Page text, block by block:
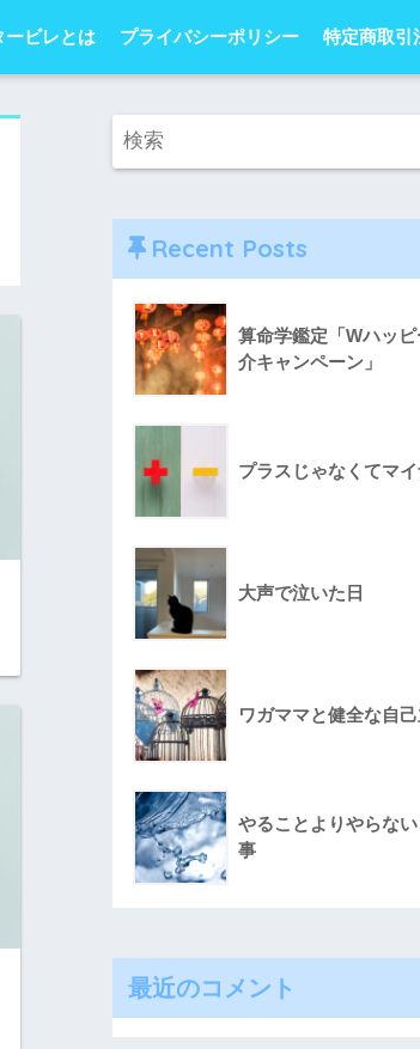
ービレとは プライバシーポリシー 特定商取引
Recent Posts
算命学鑑定「Wハッ
介キャンペーン」
プラスじゃなくてマ
大声で泣いた日
ワガママと健全な自
やることよりやらな
事
最近のコメント